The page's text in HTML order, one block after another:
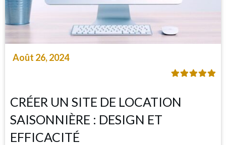
Août 26, 2024
CRÉER UN SITE DE LOCATION
SAISONNIÈRE : DESIGN ET
EFFICACITÉ